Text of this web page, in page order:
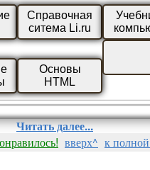
Справочная
ситема Li.ru
Основы
HTML
Читать далее...
вверх^ к